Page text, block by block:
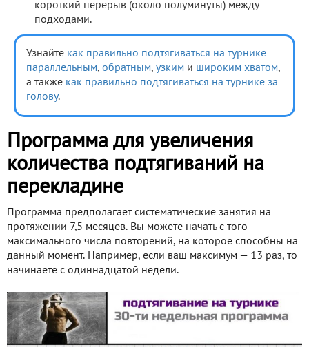
короткий перерыв (около полуминуты) между
подходами.
Узнайте как правильно подтягиваться на турнике
параллельным, обратным, узким и широким хватом,
а также как правильно подтягиваться на турнике за
голову.
Программа для увеличения
количества подтягиваний на
перекладине
Программа предполагает систематические занятия на
протяжении 7,5 месяцев. Вы можете начать с того
максимального числа повторений, на которое способны на
данный момент. Например, если ваш максимум — 13 раз, то
начинаете с одиннадцатой недели.